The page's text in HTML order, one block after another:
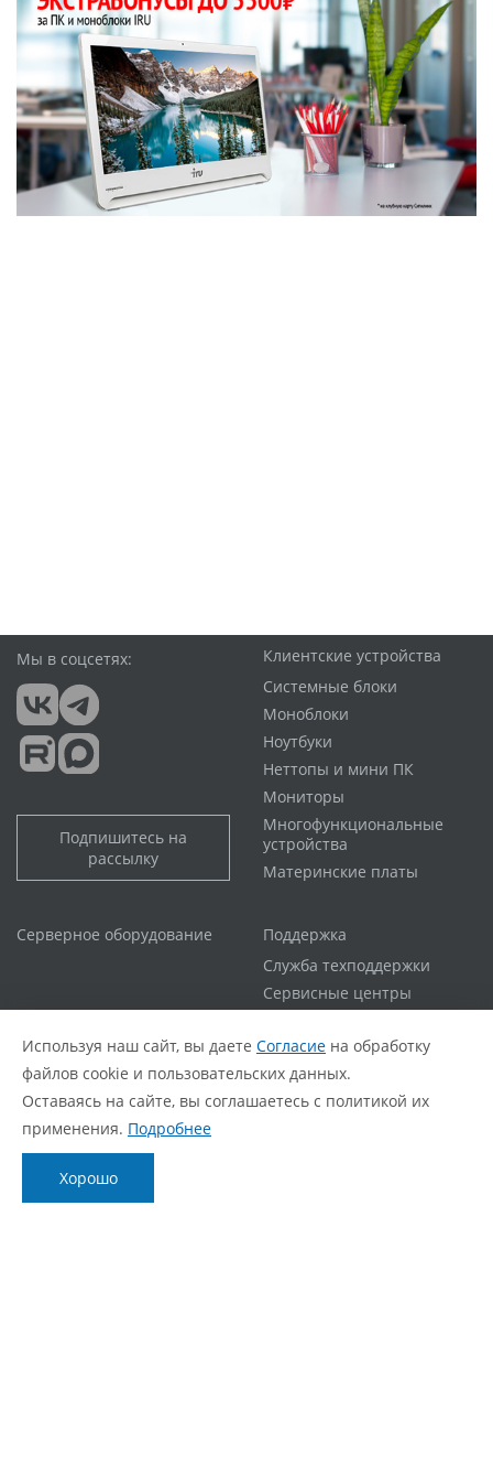
Мы в соцсетях:
Подпишитесь на
рассылку
Клиентские устройства
Системные блоки
Моноблоки
Ноутбуки
Неттопы и мини ПК
Мониторы
Многофункциональные
устройства
Материнские платы
Серверное оборудование
Поддержка
Служба техподдержки
Сервисные центры
Расширенная гарантия
Статус ремонта
FAQ
О компании
Используя наш сайт, вы даете Согласие на обработку
файлов cookie и пользовательских данных.
Оставаясь на сайте, вы соглашаетесь с политикой их
применения. Подробнее
Хорошо